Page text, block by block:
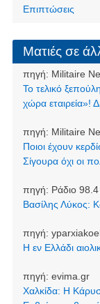
Επιπτώσεις
Ματιές σε
πηγή: Militaire
Το τελικό
χώρα εταιρεία»!
πηγή: Militaire
Ποιοι έχουν
Σίγουρα όχι οι
πηγή: Ράδιο 98.4
Βασίλης Λύκος:
πηγή:
Η εν Ελλάδι
πηγή: evima.gr
Χαλκίδα: Η